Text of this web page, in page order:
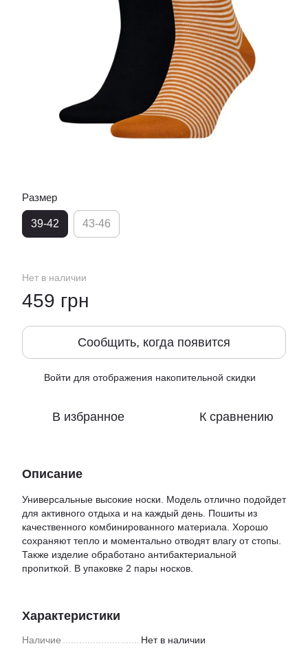
Размер
39-42 43-46
Нет в наличии
459 грн
Сообщить, когда появится
Войти для отображения накопительной скидки
В избранное К сравнению
Описание
Универсальные высокие носки. Модель отлично подойдет
для активного отдыха и на каждый день. Пошиты из
качественного комбинированного материала. Хорошо
сохраняют тепло и моментально отводят влагу от стопы.
Также изделие обработано антибактериальной
пропиткой. В упаковке 2 пары носков.
Характеристики
Наличие Нет в наличии